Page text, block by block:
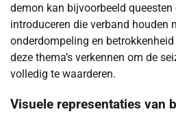
demon kan bijvoorbeeld
introduceren die verband houden
onderdompeling en
deze thema’s verkennen om de
volledig te waarderen.
Visuele representaties van